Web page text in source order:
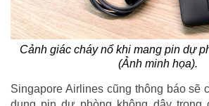
Cảnh giác cháy nổ khi mang pin dự
(Ảnh minh họa).
Singapore Airlines cũng thông báo sẽ